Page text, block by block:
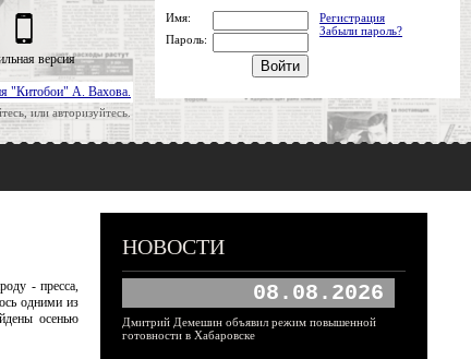
"Китобои" А. Вахова.
или авторизуйтесь.
версия
Имя:
Регистрация
Забыли пароль?
Пароль:
- пресса,
одними из
осенью
НОВОСТИ
08.08.2026
Дмитрий Демешин объявил режим повышенной
готовности в Хабаровске